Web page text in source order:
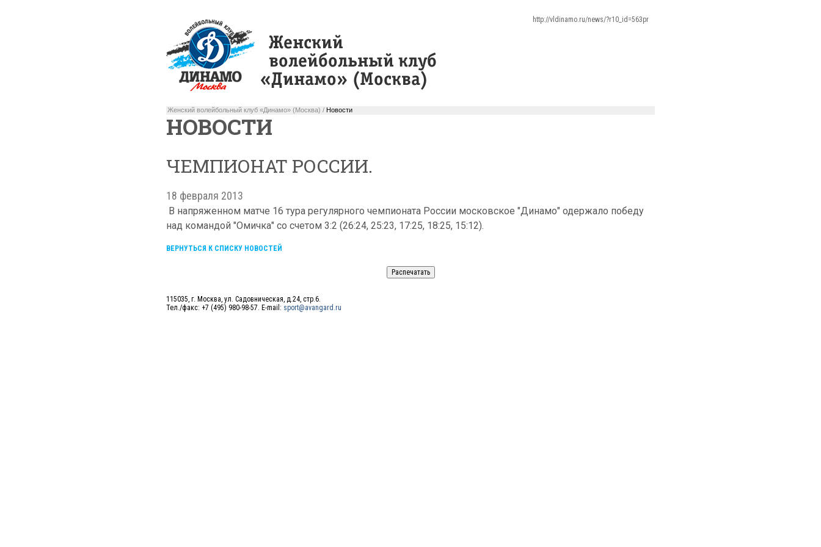
http://vldinamo.ru/news/?r10_id=563pr
Женский волейбольный клуб «Динамо» (Москва) / Новости
НОВОСТИ
ЧЕМПИОНАТ РОССИИ.
18 февраля 2013
В напряженном матче 16 тура регулярного чемпионата России московское "Динамо" одержало победу
над командой "Омичка" со счетом 3:2 (26:24, 25:23, 17:25, 18:25, 15:12).
ВЕРНУТЬСЯ К СПИСКУ НОВОСТЕЙ
115035, г. Москва, ул. Садовническая, д.24, стр.6.
Тел./факс: +7 (495) 980-98-57. E-mail: sport@avangard.ru